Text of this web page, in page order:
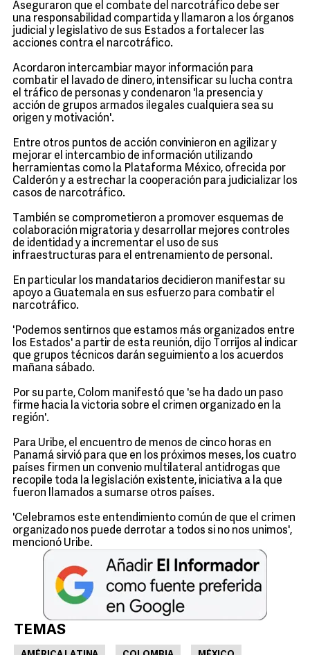
Aseguraron que el combate del narcotráfico debe ser
una responsabilidad compartida y llamaron a los órganos
judicial y legislativo de sus Estados a fortalecer las
acciones contra el narcotráfico.
Acordaron intercambiar mayor información para
combatir el lavado de dinero, intensificar su lucha contra
el tráfico de personas y condenaron 'la presencia y
acción de grupos armados ilegales cualquiera sea su
origen y motivación'.
Entre otros puntos de acción convinieron en agilizar y
mejorar el intercambio de información utilizando
herramientas como la Plataforma México, ofrecida por
Calderón y a estrechar la cooperación para judicializar los
casos de narcotráfico.
También se comprometieron a promover esquemas de
colaboración migratoria y desarrollar mejores controles
de identidad y a incrementar el uso de sus
infraestructuras para el entrenamiento de personal.
En particular los mandatarios decidieron manifestar su
apoyo a Guatemala en sus esfuerzo para combatir el
narcotráfico.
'Podemos sentirnos que estamos más organizados entre
los Estados' a partir de esta reunión, dijo Torrijos al indicar
que grupos técnicos darán seguimiento a los acuerdos
mañana sábado.
Por su parte, Colom manifestó que 'se ha dado un paso
firme hacia la victoria sobre el crimen organizado en la
región'.
Para Uribe, el encuentro de menos de cinco horas en
Panamá sirvió para que en los próximos meses, los cuatro
países firmen un convenio multilateral antidrogas que
recopile toda la legislación existente, iniciativa a la que
fueron llamados a sumarse otros países.
'Celebramos este entendimiento común de que el crimen
organizado nos puede derrotar a todos si no nos unimos',
mencionó Uribe.
TEMAS